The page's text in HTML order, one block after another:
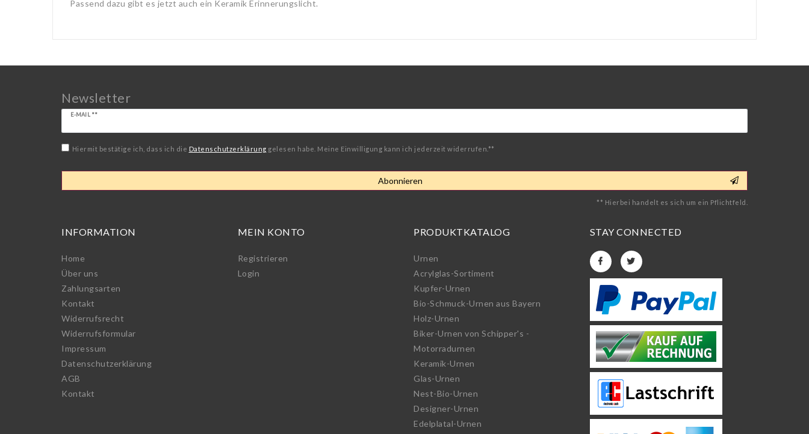
Passend dazu gibt es jetzt auch ein Keramik Erinnerungslicht.
Newsletter
E-MAIL **
Newsletter
Honig
Hiermit bestätige ich, dass ich die Daten­schutz­erklärung gelesen habe. Meine Einwilligung kann ich jederzeit widerrufen.**
Abonnieren
** Hierbei handelt es sich um ein Pflichtfeld.
INFORMATION
Home
Über uns
Zahlungsarten
Kontakt
Widerrufs­recht
Widerrufs­formular
Impressum
Daten­schutz­erklärung
AGB
Kontakt
MEIN KONTO
Registrieren
Login
PRODUKTKATALOG
Urnen
Acrylglas-Sortiment
Kupfer-Urnen
Bio-Schmuck-Urnen aus Bayern
Holz-Urnen
Biker-Urnen von Schipper's -
Motorradurnen
Keramik-Urnen
Glas-Urnen
Nest-Bio-Urnen
Designer-Urnen
Edelplatal-Urnen
STAY CONNECTED